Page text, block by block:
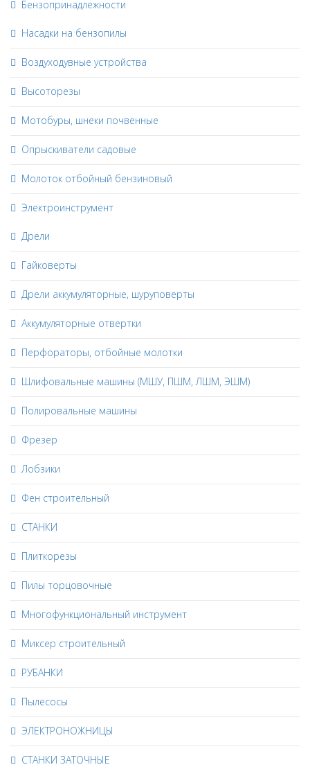
Бензопринадлежности
Насадки на бензопилы
Воздуходувные устройства
Высоторезы
Мотобуры, шнеки почвенные
Опрыскиватели садовые
Молоток отбойный бензиновый
Электроинструмент
Дрели
Гайковерты
Дрели аккумуляторные, шуруповерты
Аккумуляторные отвертки
Перфораторы, отбойные молотки
Шлифовальные машины (МШУ, ПШМ, ЛШМ, ЭШМ)
Полировальные машины
Фрезер
Лобзики
Фен строительный
СТАНКИ
Плиткорезы
Пилы торцовочные
Многофункциональный инструмент
Миксер строительный
РУБАНКИ
Пылесосы
ЭЛЕКТРОНОЖНИЦЫ
СТАНКИ ЗАТОЧНЫЕ